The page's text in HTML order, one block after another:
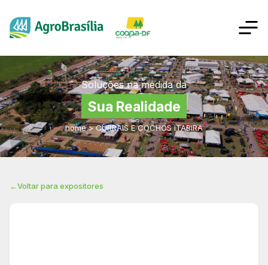
Soluções na medida da
Sua Realidade
home > CURRAIS E COCHOS ITABIRA
←Voltar para expositores